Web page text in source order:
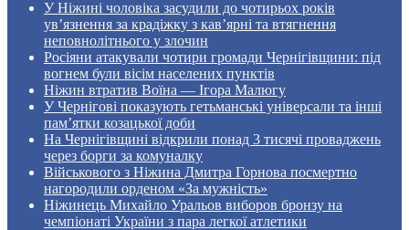
У Ніжині чоловіка засудили до чотирьох років
ув’язнення за крадіжку з кав’ярні та втягнення
неповнолітнього у злочин
Росіяни атакували чотири громади Чернігівщини: під
вогнем були вісім населених пунктів
Ніжин втратив Воїна — Ігора Малюгу
У Чернігові показують гетьманські універсали та інші
пам’ятки козацької доби
На Чернігівщині відкрили понад 3 тисячі проваджень
через борги за комуналку
Військового з Ніжина Дмитра Горнова посмертно
нагородили орденом «За мужність»
Ніжинець Михайло Уральов виборов бронзу на
чемпіонаті України з пара легкої атлетики